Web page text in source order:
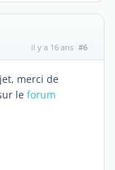
il y a 16 ans #6
merci de
le forum